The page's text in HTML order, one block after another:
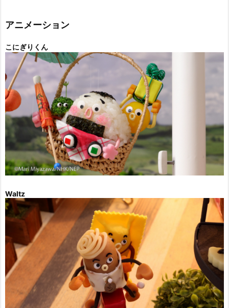
ー
アニメーション
こにぎりくん
Waltz